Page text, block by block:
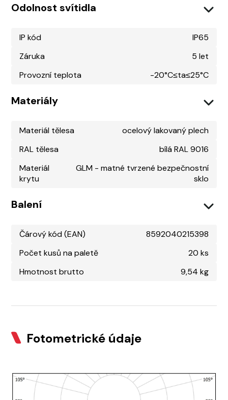
Odolnost svítidla
IP kód
IP65
Záruka
5 let
Provozní teplota
-20°C≤ta≤25°C
Materiály
Materiál tělesa
ocelový lakovaný plech
RAL tělesa
bílá RAL 9016
Materiál
krytu
GLM - matné tvrzené bezpečnostní
sklo
Balení
Čárový kód (EAN)
8592040215398
Počet kusů na paletě
20 ks
Hmotnost brutto
9,54 kg
Fotometrické údaje